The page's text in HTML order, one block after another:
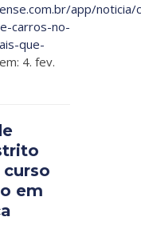
app/
carros-no-
que-
4. fev.
em